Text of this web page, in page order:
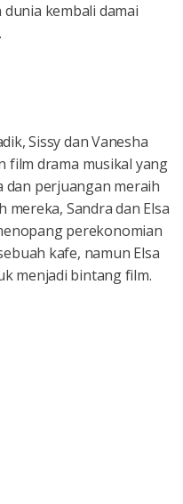
kembali damai
Sissy dan Vanesha
film drama musikal yang
perjuangan meraih
mereka, Sandra dan Elsa
perekonomian
kafe, namun Elsa
menjadi bintang film.